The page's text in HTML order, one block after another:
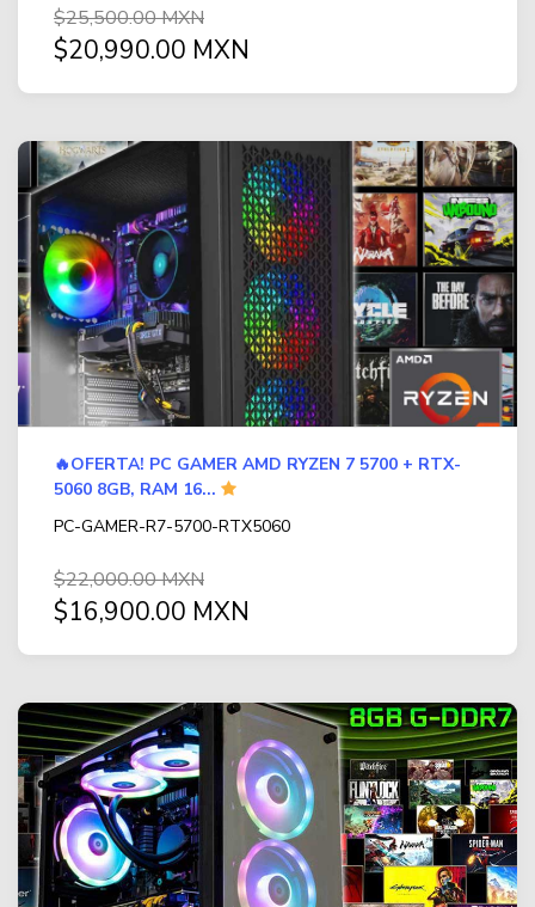
$25,500.00 MXN
$20,990.00 MXN
🔥OFERTA! PC GAMER AMD RYZEN 7 5700 + RTX-
5060 8GB, RAM 16...
PC-GAMER-R7-5700-RTX5060
$22,000.00 MXN
$16,900.00 MXN